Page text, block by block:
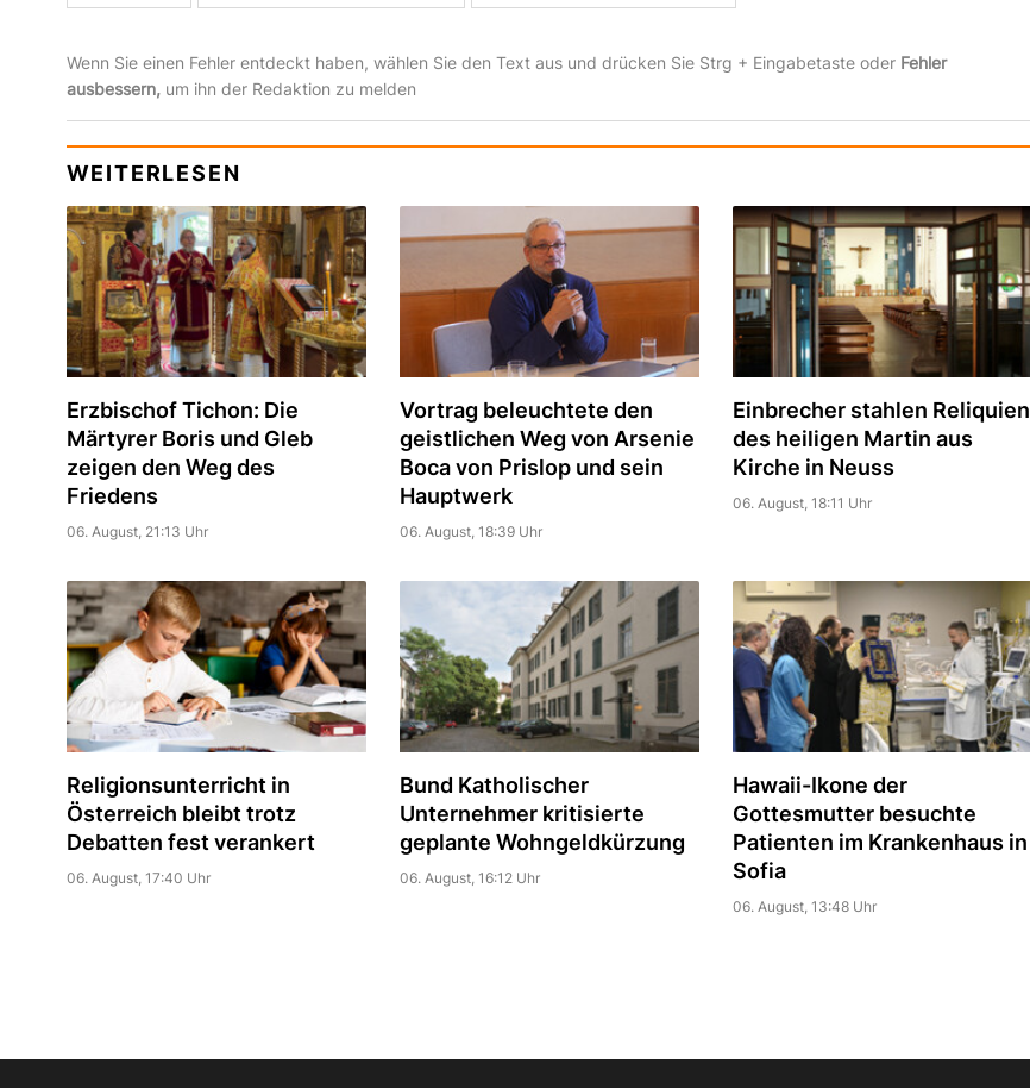
Wenn Sie einen Fehler entdeckt haben, wählen Sie den Text aus und drücken Sie Strg + Eingabetaste oder Fehler
ausbessern,um ihn der Redaktion zu melden
WEITERLESEN
Erzbischof Tichon: Die
Märtyrer Boris und Gleb
zeigen den Weg des
Friedens
06. August, 21:13 Uhr
Vortrag beleuchtete den
geistlichen Weg von Arsenie
Boca von Prislop und sein
Hauptwerk
06. August, 18:39 Uhr
Einbrecher stahlen Reliquien
des heiligen Martin aus
Kirche in Neuss
06. August, 18:11 Uhr
Religionsunterricht in
Österreich bleibt trotz
Debatten fest verankert
06. August, 17:40 Uhr
Bund Katholischer
Unternehmer kritisierte
geplante Wohngeldkürzung
06. August, 16:12 Uhr
Hawaii-Ikone der
Gottesmutter besuchte
Patienten im Krankenhaus in
Sofia
06. August, 13:48 Uhr